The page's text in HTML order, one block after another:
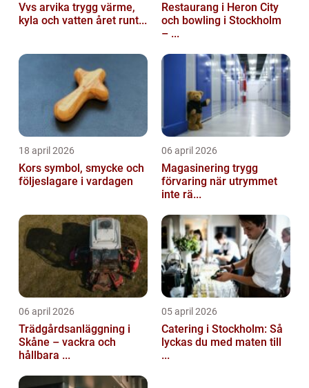
Vvs arvika trygg värme,
kyla och vatten året runt...
Restaurang i Heron City
och bowling i Stockholm
– ...
18 april 2026
Kors symbol, smycke och
följeslagare i vardagen
06 april 2026
Magasinering trygg
förvaring när utrymmet
inte rä...
06 april 2026
Trädgårdsanläggning i
Skåne – vackra och
hållbara ...
05 april 2026
Catering i Stockholm: Så
lyckas du med maten till
...